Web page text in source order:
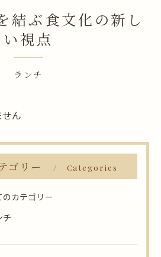
結ぶ食文化の新し
い視点
ランチ
ん
ゴリー Categories
のカテゴリー
チ